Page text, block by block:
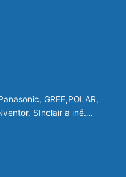
GREE,POLAR,
SInclair a iné….